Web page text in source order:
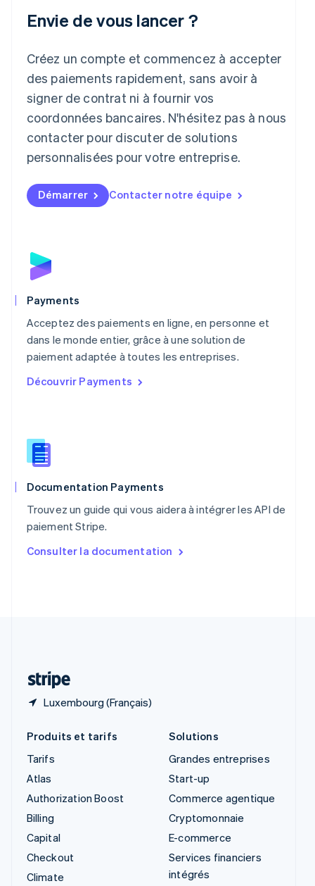
Envie de vous lancer ?
Créez un compte et commencez à accepter
des paiements rapidement, sans avoir à
signer de contrat ni à fournir vos
coordonnées bancaires. N'hésitez pas à nous
contacter pour discuter de solutions
personnalisées pour votre entreprise.
Démarrer Contacter notre équipe
Payments
Acceptez des paiements en ligne, en personne et
dans le monde entier, grâce à une solution de
paiement adaptée à toutes les entreprises.
Découvrir Payments
Documentation Payments
Trouvez un guide qui vous aidera à intégrer les API de
paiement Stripe.
Consulter la documentation
Luxembourg (Français)
Japon
Lettonie
Liechtenstein
Deutsch English
Lituanie
Luxembourg
FrançaisDeutsch English
English简体中文
Malte
Norvège
English
English
NederlandsEnglish
Pologne
English
PortuguêsEnglish
English
Roumanie
Royaume-Uni
Singapour
English简体中文
English
Produits et tarifs
Tarifs
Atlas
Authorization Boost
Billing
Capital
Checkout
Climate
Solutions
Grandes entreprises
Start-up
Commerce agentique
Cryptomonnaie
E-commerce
Services financiers
intégrés